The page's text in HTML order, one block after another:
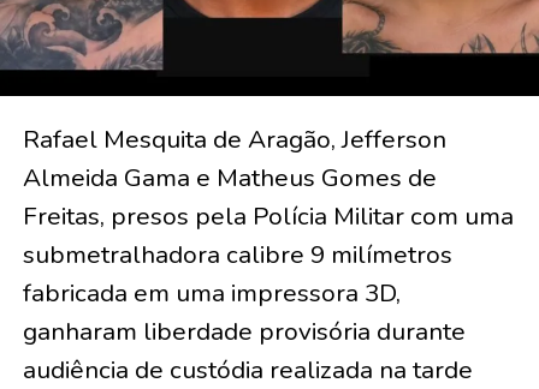
Rafael Mesquita de Aragão, Jefferson
Almeida Gama e Matheus Gomes de
Freitas, presos pela Polícia Militar com uma
submetralhadora calibre 9 milímetros
fabricada em uma impressora 3D,
ganharam liberdade provisória durante
audiência de custódia realizada na tarde